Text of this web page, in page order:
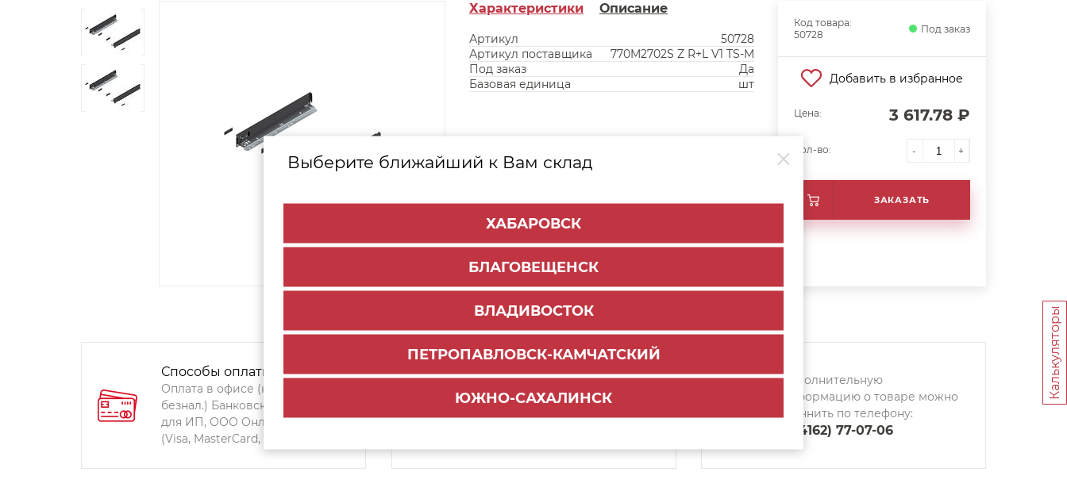
Выберите ближайший к Вам склад
ХАБАРОВСК
БЛАГОВЕЩЕНСК
ВЛАДИВОСТОК
ПЕТРОПАВЛОВСК-КАМЧАТСКИЙ
ЮЖНО-САХАЛИНСК
Характеристики Описание
Артикул
50728
Артикул поставщика
770M2702S Z R+L V1 TS-M
Под заказ
Да
Базовая единица
шт
Код товара:
50728
Под заказ
Добавить в избранное
Цена: 3 617.78 ₽
Кол-во: - +
ЗАКАЗАТЬ
Способы оплаты:
Оплата в офисе (наличными,
безнал.) Банковский перевод
для ИП, ООО Онлайн-оплата
(Visa, MasterCard, Мир)
По городу:1000 руб.
Самовывоз:ул. Мухина 150
Дополнительную
информацию о товаре можно
уточнить по телефону:
8 (4162) 77-07-06
Калькуляторы